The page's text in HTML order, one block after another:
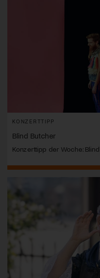
KONZERTTIPP
Blind Butcher
Konzerttipp der Woche: